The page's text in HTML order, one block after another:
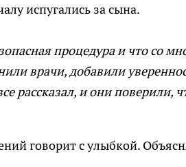
испугались за сына.
процедура и что со
врачи, добавили
рассказал, и они поверили,
говорит с улыбкой.